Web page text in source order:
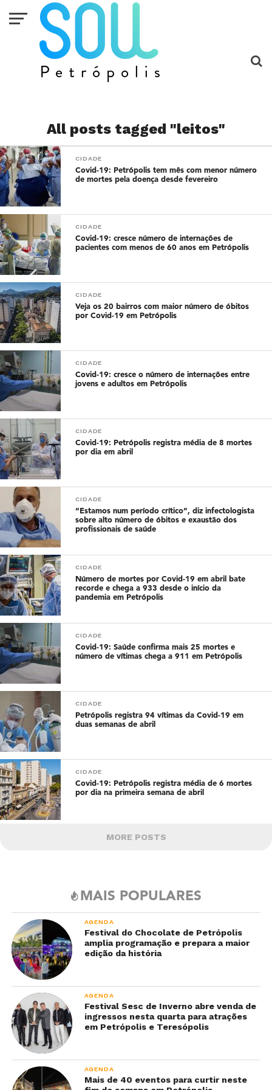
All posts tagged "leitos"
CIDADE
Covid-19: Petrópolis tem mês com menor número
de mortes pela doença desde fevereiro
CIDADE
Covid-19: cresce número de internações de
pacientes com menos de 60 anos em Petrópolis
CIDADE
Veja os 20 bairros com maior número de óbitos
por Covid-19 em Petrópolis
CIDADE
Covid-19: cresce o número de internações entre
jovens e adultos em Petrópolis
CIDADE
Covid-19: Petrópolis registra média de 8 mortes
por dia em abril
CIDADE
“Estamos num período crítico”, diz infectologista
sobre alto número de óbitos e exaustão dos
profissionais de saúde
CIDADE
Número de mortes por Covid-19 em abril bate
recorde e chega a 933 desde o início da
pandemia em Petrópolis
CIDADE
Covid-19: Saúde confirma mais 25 mortes e
número de vítimas chega a 911 em Petrópolis
CIDADE
Petrópolis registra 94 vítimas da Covid-19 em
duas semanas de abril
CIDADE
Covid-19: Petrópolis registra média de 6 mortes
por dia na primeira semana de abril
MORE POSTS
MAIS POPULARES
AGENDA
Festival do Chocolate de Petrópolis
amplia programação e prepara a maior
edição da história
AGENDA
Festival Sesc de Inverno abre venda de
ingressos nesta quarta para atrações
em Petrópolis e Teresópolis
AGENDA
Mais de 40 eventos para curtir neste